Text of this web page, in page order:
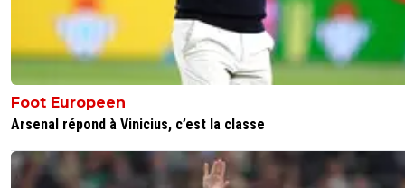
Foot Europeen
Arsenal répond à Vinicius, c’est la classe